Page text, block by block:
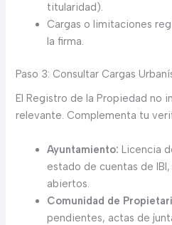
titularidad).
Cargas o limitaciones
la firma.
Paso 3: Consultar Cargas
El Registro de la Propiedad no
relevante. Complementa tu
Ayuntamiento: Licencia
estado de cuentas de
abiertos.
Comunidad de
pendientes, actas de